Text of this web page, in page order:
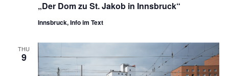
„Der Dom zu St. Jakob in Innsbruck“
Innsbruck, Info im Text
THU
9